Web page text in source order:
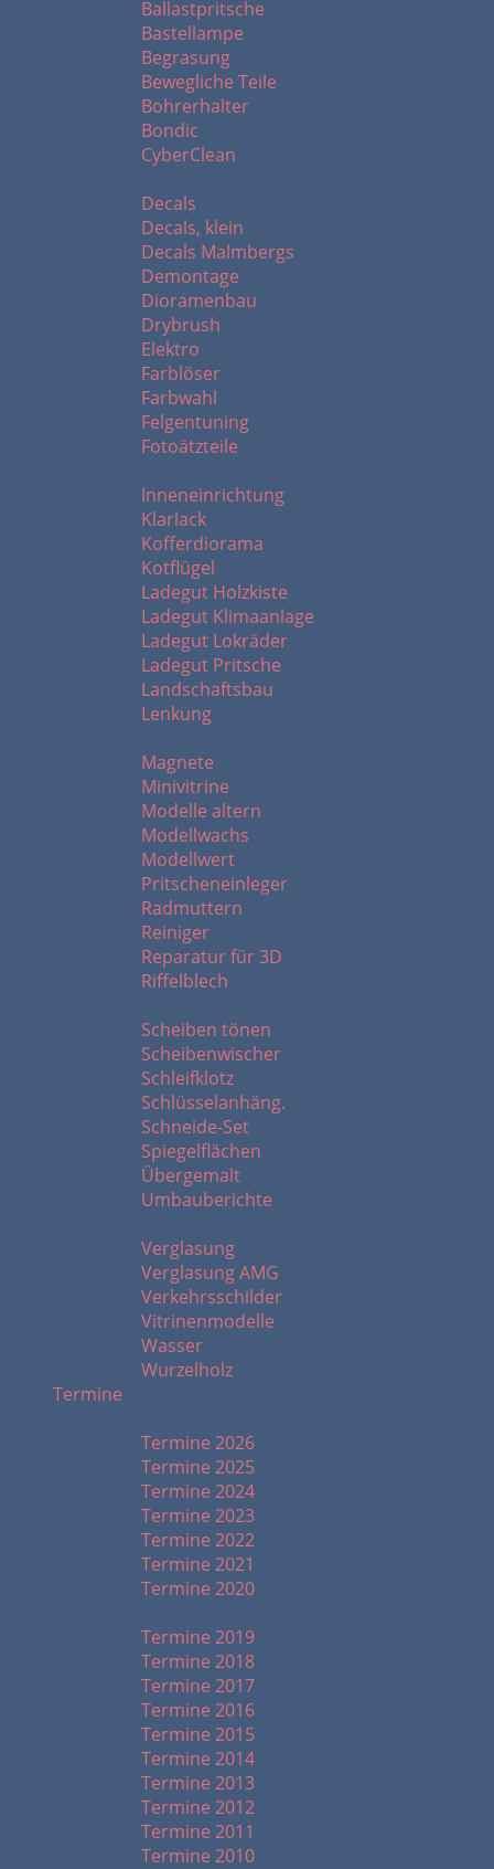
Ballastpritsche
Bastellampe
Begrasung
Bewegliche Teile
Bohrerhalter
Bondic
CyberClean
Decals
Decals, klein
Decals Malmbergs
Demontage
Dioramenbau
Drybrush
Elektro
Farblöser
Farbwahl
Felgentuning
Fotoätzteile
Inneneinrichtung
Klarlack
Kofferdiorama
Kotflügel
Ladegut Holzkiste
Ladegut Klimaanlage
Ladegut Lokräder
Ladegut Pritsche
Landschaftsbau
Lenkung
Magnete
Minivitrine
Modelle altern
Modellwachs
Modellwert
Pritscheneinleger
Radmuttern
Reiniger
Reparatur für 3D
Riffelblech
Scheiben tönen
Scheibenwischer
Schleifklotz
Schlüsselanhäng.
Schneide-Set
Spiegelflächen
Übergemalt
Umbauberichte
Verglasung
Verglasung AMG
Verkehrsschilder
Vitrinenmodelle
Wasser
Wurzelholz
Termine
Termine 2026
Termine 2025
Termine 2024
Termine 2023
Termine 2022
Termine 2021
Termine 2020
Termine 2019
Termine 2018
Termine 2017
Termine 2016
Termine 2015
Termine 2014
Termine 2013
Termine 2012
Termine 2011
Termine 2010